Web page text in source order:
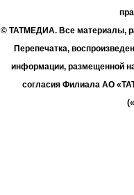
© ТАТМЕДИА. Все материалы,
Перепечатка,
информации, размещенной
согласия Филиала АО
При поддержке